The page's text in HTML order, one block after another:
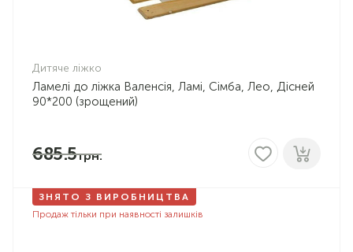
Дитяче ліжко
Ламелі до ліжка Валенсія, Ламі, Сімба, Лео, Дісней
90*200 (зрощений)
685.5
ЗНЯТО З ВИРОБНИЦТВА
Продаж тільки при наявності залишків